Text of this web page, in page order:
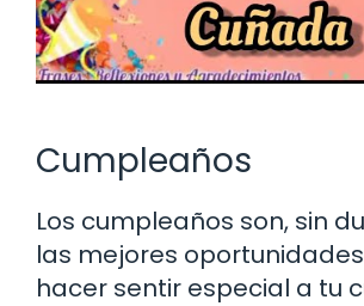
Cumpleaños
Los cumpleaños son, sin
las mejores
hacer sentir especial a tu